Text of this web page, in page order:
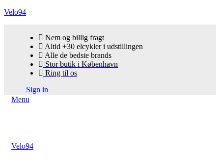
Velo94
Nem og billig fragt
Altid +30 elcykler i udstillingen
Alle de bedste brands
Stor butik i København
Ring til os
Sign in
Menu
Velo94